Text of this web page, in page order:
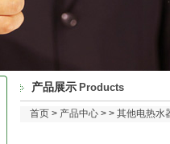
产品展示 Products
首页 > 产品中心 > > 其他电热水